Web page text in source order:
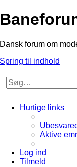
Dansk forum om
Spring til indhold
Hurtige links
Aktive
Log ind
Tilmeld